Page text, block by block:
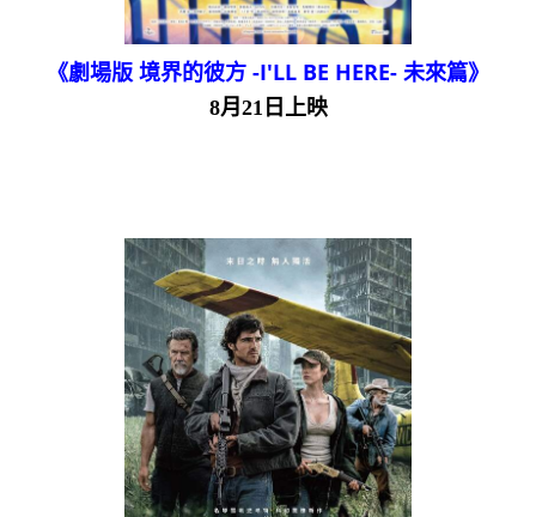
《劇場版 境界的彼方 -I'LL BE HERE- 未來篇》
8月21日上映